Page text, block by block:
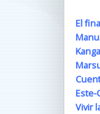
El
Este-
Vivir